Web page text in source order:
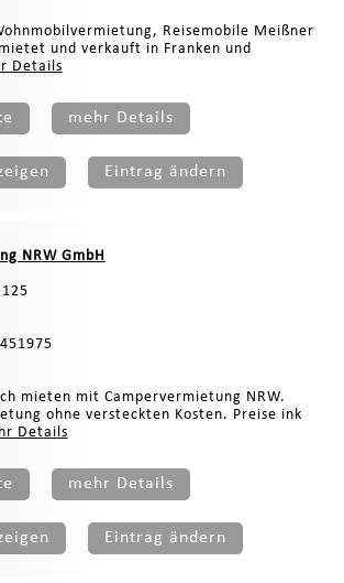
Reisemobile Meißner
und verkauft in Franken und
Details
mehr Details
Eintrag ändern
NRW GmbH
mieten mit Campervermietung NRW.
ohne versteckten Kosten. Preise ink
Details
mehr Details
Eintrag ändern